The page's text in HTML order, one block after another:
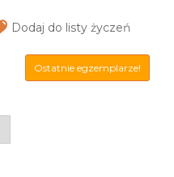
Dodaj do listy życzeń
Ostatnie egzemplarze!